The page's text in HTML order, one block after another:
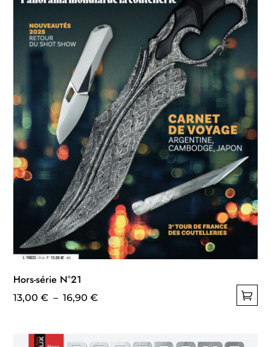
Hors-série N°21
13,00€ – 16,90€
13,00 €